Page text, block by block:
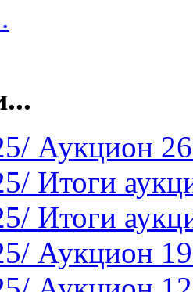
Аукцион
Итоги
Итоги
Аукцион